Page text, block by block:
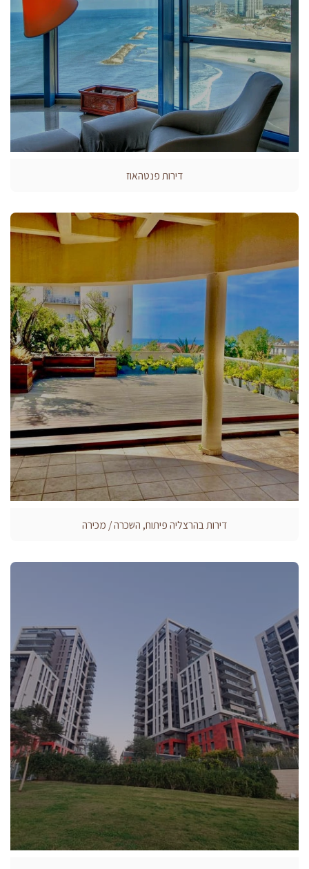
דירות פנטהאוז
דירות בהרצליה פיתוח, השכרה / מכירה